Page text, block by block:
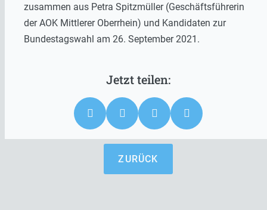
zusammen aus Petra Spitzmüller (Geschäftsführerin
der AOK Mittlerer Oberrhein) und Kandidaten zur
Bundestagswahl am 26. September 2021.
ZURÜCK